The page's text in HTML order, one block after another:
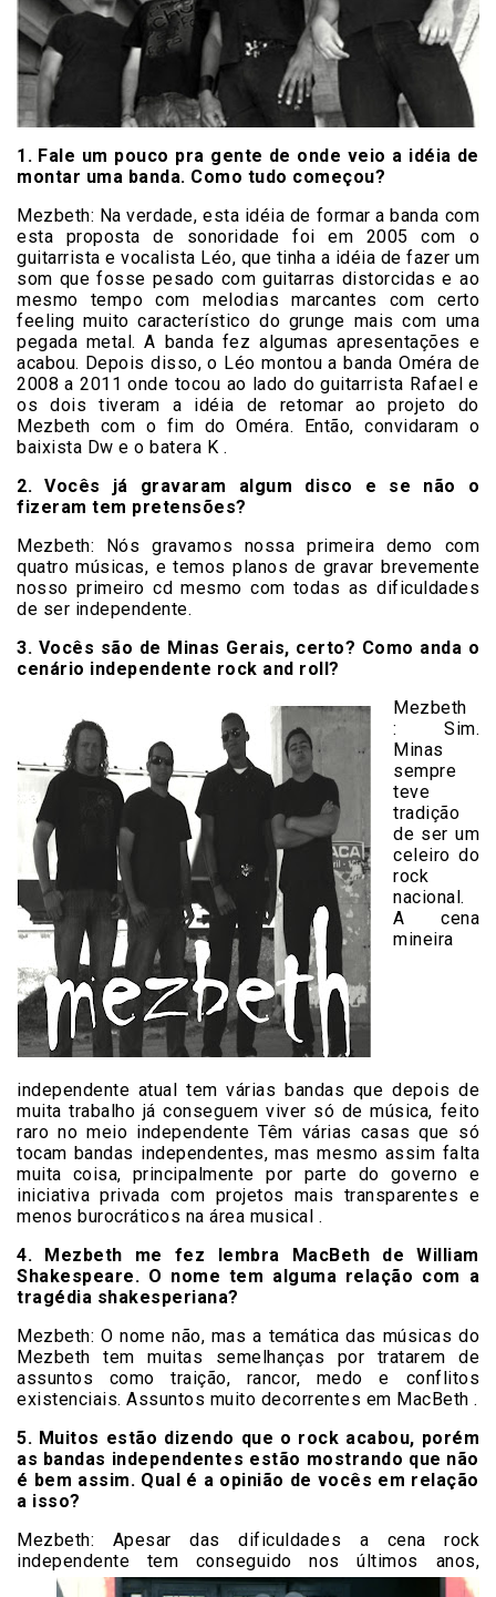
1. Fale um pouco pra gente de onde veio a idéia de
montar uma banda. Como tudo começou?
Mezbeth: Na verdade, esta idéia de formar a banda com
esta proposta de sonoridade foi em 2005 com o
guitarrista e vocalista Léo, que tinha a idéia de fazer um
som que fosse pesado com guitarras distorcidas e ao
mesmo tempo com melodias marcantes com certo
feeling muito característico do grunge mais com uma
pegada metal. A banda fez algumas apresentações e
acabou. Depois disso, o Léo montou a banda Oméra de
2008 a 2011 onde tocou ao lado do guitarrista Rafael e
os dois tiveram a idéia de retomar ao projeto do
Mezbeth com o fim do Oméra. Então, convidaram o
baixista Dw e o batera K .
2. Vocês já gravaram algum disco e se não o
fizeram tem pretensões?
Mezbeth: Nós gravamos nossa primeira demo com
quatro músicas, e temos planos de gravar brevemente
nosso primeiro cd mesmo com todas as dificuldades
de ser independente.
3. Vocês são de Minas Gerais, certo? Como anda o
cenário independente rock and roll?
Mezbeth
: Sim.
Minas
sempre
teve
tradição
de ser um
celeiro do
rock
nacional.
A cena
mineira
independente atual tem várias bandas que depois de
muita trabalho já conseguem viver só de música, feito
raro no meio independente Têm várias casas que só
tocam bandas independentes, mas mesmo assim falta
muita coisa, principalmente por parte do governo e
iniciativa privada com projetos mais transparentes e
menos burocráticos na área musical .
4. Mezbeth me fez lembra MacBeth de William
Shakespeare. O nome tem alguma relação com a
tragédia shakesperiana?
Mezbeth: O nome não, mas a temática das músicas do
Mezbeth tem muitas semelhanças por tratarem de
assuntos como traição, rancor, medo e conflitos
existenciais. Assuntos muito decorrentes em MacBeth .
5. Muitos estão dizendo que o rock acabou, porém
as bandas independentes estão mostrando que não
é bem assim. Qual é a opinião de vocês em relação
a isso?
Mezbeth: Apesar das dificuldades a cena rock
independente tem conseguido nos últimos anos,